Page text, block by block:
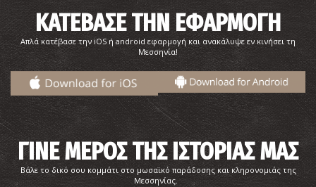
ΚΑΤΕΒΑΣΕ ΤΗΝ ΕΦΑΡΜΟΓΗ
Απλά κατέβασε την iOS ή android εφαρμογή και ανακάλυψε εν κινήσει τη
Μεσσηνία!
ΓΙΝΕ ΜΕΡΟΣ ΤΗΣ ΙΣΤΟΡΙΑΣ ΜΑΣ
Βάλε το δικό σου κομμάτι στο μωσαϊκό παράδοσης και κληρονομιάς της
Μεσσηνίας.